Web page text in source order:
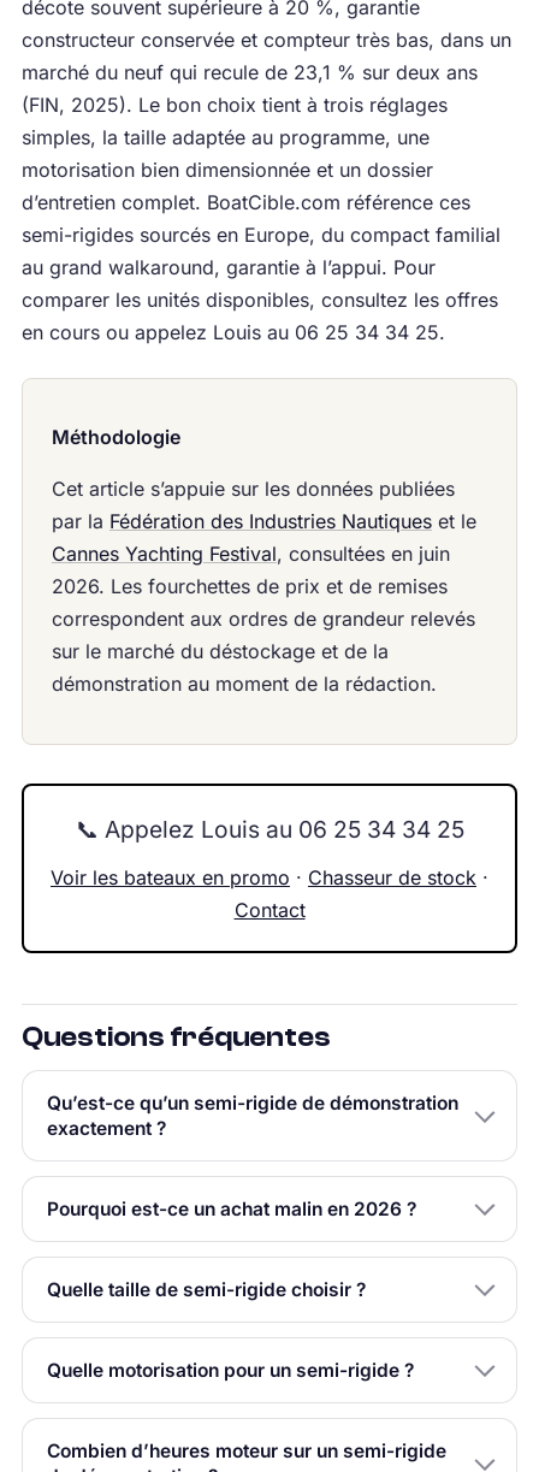
décote souvent supérieure à 20 %, garantie
constructeur conservée et compteur très bas, dans un
marché du neuf qui recule de 23,1 % sur deux ans
(FIN, 2025). Le bon choix tient à trois réglages
simples, la taille adaptée au programme, une
motorisation bien dimensionnée et un dossier
d’entretien complet. BoatCible.com référence ces
semi-rigides sourcés en Europe, du compact familial
au grand walkaround, garantie à l’appui. Pour
comparer les unités disponibles, consultez les offres
en cours ou appelez Louis au 06 25 34 34 25.
Méthodologie
Cet article s’appuie sur les données publiées
par la Fédération des Industries Nautiqueset le
Cannes Yachting Festival, consultées en juin
2026. Les fourchettes de prix et de remises
correspondent aux ordres de grandeur relevés
sur le marché du déstockage et de la
démonstration au moment de la rédaction.
📞 Appelez Louis au 06 25 34 34 25
Voir les bateaux en promo · Chasseur de stock ·
Contact
Questions fréquentes
Qu’est-ce qu’un semi-rigide de démonstration
exactement ?
Pourquoi est-ce un achat malin en 2026 ?
Quelle taille de semi-rigide choisir ?
Quelle motorisation pour un semi-rigide ?
Combien d’heures moteur sur un semi-rigide